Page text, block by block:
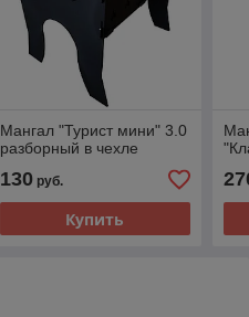
Мангал "Турист мини" 3.0
разборный в чехле
130руб.
Купить